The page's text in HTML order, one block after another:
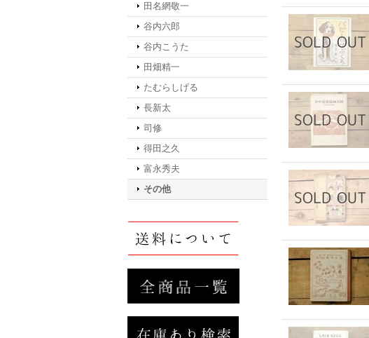
田名網敬一
谷内六郎
谷内こうた
田畑精一
たむらしげる
長新太
司修
得田之久
富永秀夫
その他